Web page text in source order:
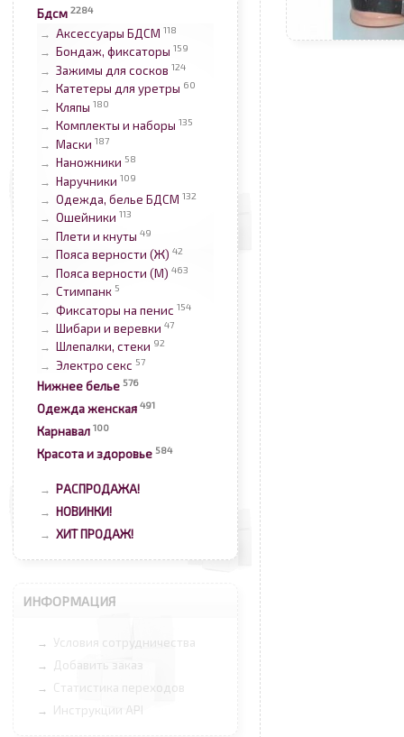
Бдсм 2284
→ Аксессуары БДСМ 118
→ Бондаж, фиксаторы 159
→ Зажимы для сосков 124
→ Катетеры для уретры 60
→ Кляпы 180
→ Комплекты и наборы 135
→ Маски 187
→ Наножники 58
→ Наручники 109
→ Одежда, белье БДСМ 132
→ Ошейники 113
→ Плети и кнуты 49
→ Пояса верности (Ж) 42
→ Пояса верности (М) 463
→ Стимпанк 5
→ Фиксаторы на пенис 154
→ Шибари и веревки 47
→ Шлепалки, стеки 92
→ Электро секс 57
Нижнее белье 576
Одежда женская 491
Карнавал 100
Красота и здоровье 584
→ РАСПРОДАЖА!
→ НОВИНКИ!
→ ХИТ ПРОДАЖ!
ИНФОРМАЦИЯ
→ Условия сотрудничества
→ Добавить заказ
→ Статистика переходов
→ Инструкции API